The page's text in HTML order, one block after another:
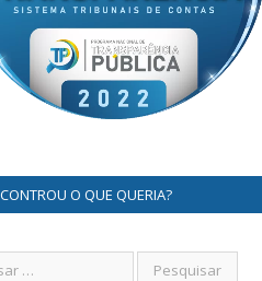
O QUE QUERIA?